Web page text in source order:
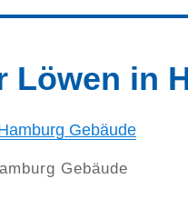
Löwen in
Gebäude